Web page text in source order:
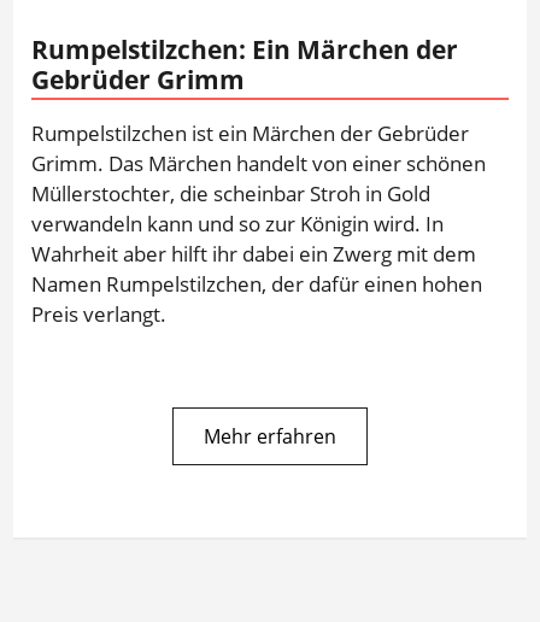
Rumpelstilzchen: Ein Märchen der
Gebrüder Grimm
Rumpelstilzchen ist ein Märchen der Gebrüder
Grimm. Das Märchen handelt von einer schönen
Müllerstochter, die scheinbar Stroh in Gold
verwandeln kann und so zur Königin wird. In
Wahrheit aber hilft ihr dabei ein Zwerg mit dem
Namen Rumpelstilzchen, der dafür einen hohen
Preis verlangt.
Mehr erfahren